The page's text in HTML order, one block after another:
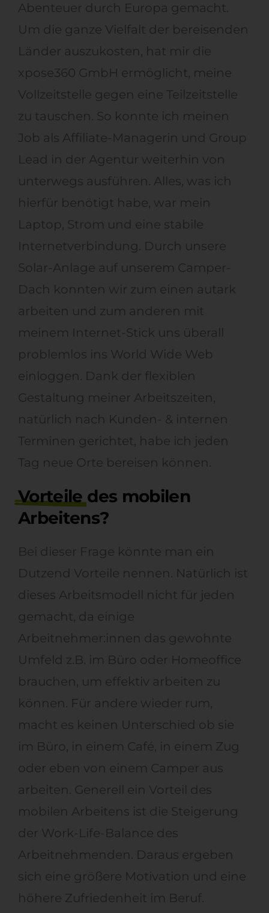
Abenteuer durch Europa gemacht.
Um die ganze Vielfalt der bereisenden
Länder auszukosten, hat mir die
xpose360 GmbH ermöglicht, meine
Vollzeitstelle gegen eine Teilzeitstelle
zu tauschen. So konnte ich meinen
Job als Affiliate-Managerin und Group
Lead in der Agentur weiterhin von
unterwegs ausführen. Alles, was ich
hierfür benötigt habe, war mein
Laptop, Strom und eine stabile
Internetverbindung. Durch unsere
Solar-Anlage auf unserem Camper-
Dach konnten wir zum einen autark
arbeiten und zum anderen mit
meinem Internet-Stick uns überall
problemlos ins World Wide Web
einloggen. Dank der flexiblen
Gestaltung meiner Arbeitszeiten,
natürlich nach Kunden- & internen
Terminen gerichtet, habe ich jeden
Tag neue Orte bereisen können.
Vorteile des mobilen
Arbeitens?
Bei dieser Frage könnte man ein
Dutzend Vorteile nennen. Natürlich ist
dieses Arbeitsmodell nicht für jeden
gemacht, da einige
Arbeitnehmer:innen das gewohnte
Umfeld z.B. im Büro oder Homeoffice
brauchen, um effektiv arbeiten zu
können. Für andere wieder rum,
macht es keinen Unterschied ob sie
im Büro, in einem Café, in einem Zug
oder eben von einem Camper aus
arbeiten. Generell ein Vorteil des
mobilen Arbeitens ist die Steigerung
der Work-Life-Balance des
Arbeitnehmenden. Daraus ergeben
sich eine größere Motivation und eine
höhere Zufriedenheit im Beruf.